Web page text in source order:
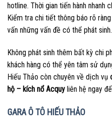
hotline. Thời gian tiến hành nhanh
Kiểm tra chi tiết thông báo rõ
vấn những vấn đề có thể phát sinh.
Không phát sinh thêm bất kỳ chi
khách hàng có thể yên tâm sử
Hiếu Thảo còn chuyên về dịch vụ
hộ – kích nổ Acquy liên hệ ngay
GARA Ô TÔ HIẾU THẢO